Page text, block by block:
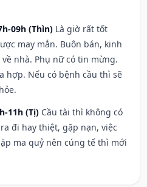
09h (Thìn) Là giờ rất tốt
may mắn. Buôn bán, kinh
nhà. Phụ nữ có tin mừng.
hợp. Nếu có bệnh cầu thì sẽ
11h (Tị) Cầu tài thì không có
đi hay thiệt, gặp nạn, việc
ma quỷ nên cúng tế thì mới